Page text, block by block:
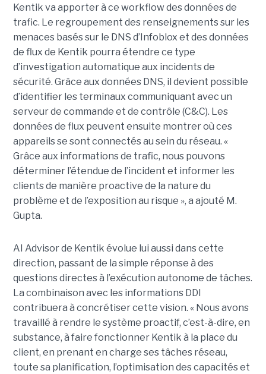
Kentik va apporter à ce workflow des données de
trafic. Le regroupement des renseignements sur les
menaces basés sur le DNS d’Infoblox et des données
de flux de Kentik pourra étendre ce type
d’investigation automatique aux incidents de
sécurité. Grâce aux données DNS, il devient possible
d’identifier les terminaux communiquant avec un
serveur de commande et de contrôle (C&C). Les
données de flux peuvent ensuite montrer où ces
appareils se sont connectés au sein du réseau. «
Grâce aux informations de trafic, nous pouvons
déterminer l’étendue de l’incident et informer les
clients de manière proactive de la nature du
problème et de l’exposition au risque », a ajouté M.
Gupta.
AI Advisor de Kentik évolue lui aussi dans cette
direction, passant de la simple réponse à des
questions directes à l’exécution autonome de tâches.
La combinaison avec les informations DDI
contribuera à concrétiser cette vision. « Nous avons
travaillé à rendre le système proactif, c’est-à-dire, en
substance, à faire fonctionner Kentik à la place du
client, en prenant en charge ses tâches réseau,
toute sa planification, l’optimisation des capacités et